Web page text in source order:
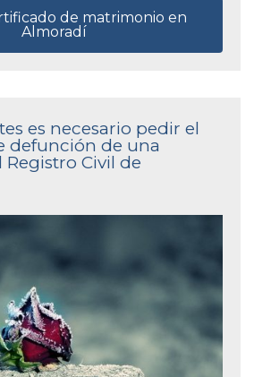
de matrimonio en
Almoradí
es necesario pedir el
defunción de una
Registro Civil de